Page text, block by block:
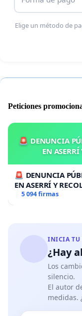
Jornadas
Las 6 horas
sectores
demanda.
¡No más abusos
Denunciamos
los derechos de
Promesas
¡Igual
diferencias
Supervisión
¡Más
Elige un método de
Peticiones
🚨 DENUNCIA
EN
🚨 DENUNCIA
EN ASERRÍ Y
5 094 firmas
INICIA TU
¿Hay
Los
silencio.
El autor
medidas.